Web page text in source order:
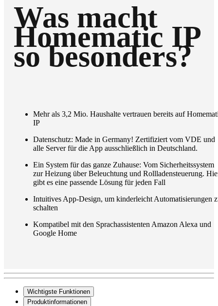
Was macht
Homematic IP
so besonders?
Mehr als 3,2 Mio. Haushalte vertrauen bereits auf
IP
Datenschutz: Made in Germany! Zertifiziert vom VDE und
alle Server für die App ausschließlich in Deutschland.
Ein System für das ganze Zuhause: Vom Sicherheitssystem
zur Heizung über Beleuchtung und Rollladensteuerung.
gibt es eine passende Lösung für jeden Fall
Intuitives App-Design, um kinderleicht Automatisierungen
schalten
Kompatibel mit den Sprachassistenten Amazon Alexa und
Google Home
Wichtigste Funktionen
Produktinformationen